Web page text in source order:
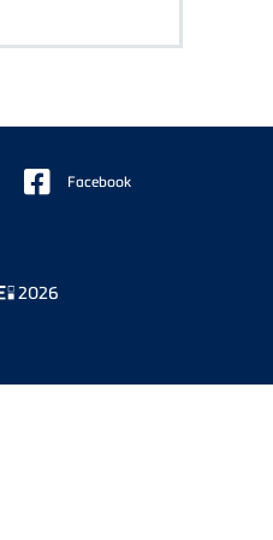
Facebook
2026